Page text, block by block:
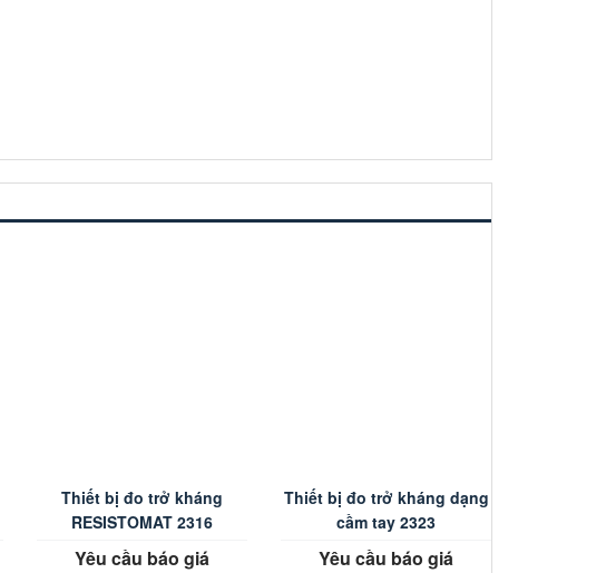
Thiết bị đo trở kháng
RESISTOMAT 2316
Yêu cầu báo giá
Thiết bị đo trở kháng dạng
cầm tay 2323
Yêu cầu báo giá